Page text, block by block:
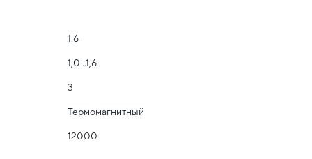
1.6
1,0...1,6
3
Термомагнитный
12000